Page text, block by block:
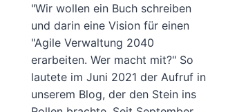
"Wir wollen ein Buch schreiben
und darin eine Vision für einen
"Agile Verwaltung 2040
erarbeiten. Wer macht mit?" So
lautete im Juni 2021 der Aufruf in
unserem Blog, der den Stein ins